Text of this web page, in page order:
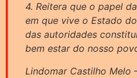
4. Reitera que o papel
em que vive o Estado
das autoridades
bem estar do nosso
Lindomar Castilho Melo